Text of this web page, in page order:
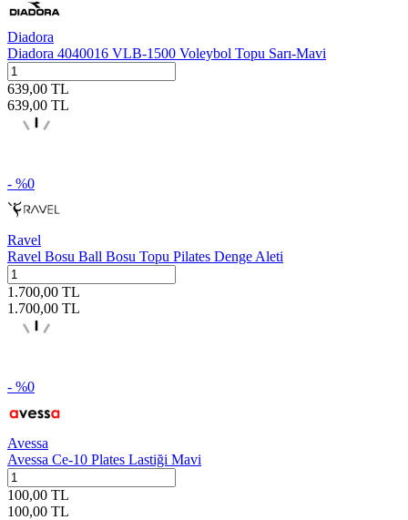
Diadora
Diadora 4040016 VLB-1500 Voleybol Topu Sarı-Mavi
639,00 TL
639,00 TL
- %0
Ravel
Ravel Bosu Ball Bosu Topu Pilates Denge Aleti
1.700,00 TL
1.700,00 TL
- %0
Avessa
Avessa Ce-10 Plates Lastiği Mavi
100,00 TL
100,00 TL